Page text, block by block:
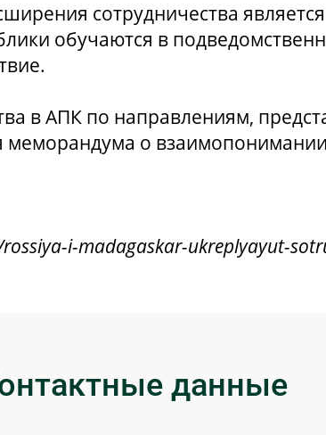
сотрудничества
обучаются в
в АПК по направлениям,
меморандума о
i-madagaskar-ukreplyayut-
данные